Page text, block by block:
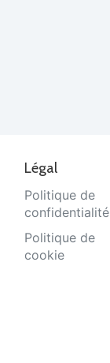
Légal
Politique de
confidentialité
Politique de
cookie